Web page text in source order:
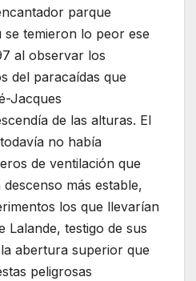
parque
temieron lo peor ese
al observar los
del paracaídas que
Jacques
de las alturas. El
no había
de ventilación que
más estable,
los que llevarían
Lalande, testigo de sus
abertura superior que
peligrosas